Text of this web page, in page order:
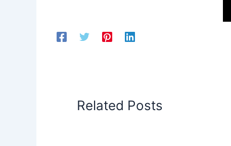
Related Posts